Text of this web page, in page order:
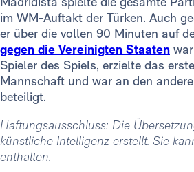
im WM-Auftakt der Türken. Auch
er über die vollen 90 Minuten auf
gegen die Vereinigten Staaten
Spieler des Spiels, erzielte das
Mannschaft und war an den
beteiligt.
Haftungsausschluss: Die
künstliche Intelligenz erstellt. Sie
enthalten.